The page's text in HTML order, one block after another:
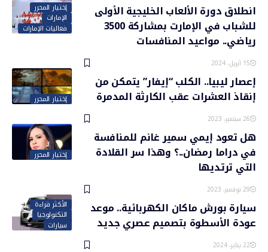
إختيار المحرر
الإمارات
فعاليات الإمارات
انطلاق دورة الألعاب الخليجية الأولى
للشباب في الإمارت بمشاركة 3500
رياضي.. مواعيد المنافسات
15 أبريل، 2024
إختيار المحرر
إعصار ليبيا.. الكلب “إيفار” يتمكن من
إنقاذ العشرات عقب الكارثة المدمرة
26 سبتمبر، 2023
إختيار المحرر
هل تعود إيمي سمير غانم للمنافسة
في دراما رمضان..؟ وهذا سر القلادة
التي ترتديها
29 نوفمبر، 2023
الأكثر قراءة
التكنولوجيا
سيارات
سيارة بورش ماكان الكهربائية.. موعد
عودة الأسطوة بتصميم عصري جديد
22 يناير، 2024